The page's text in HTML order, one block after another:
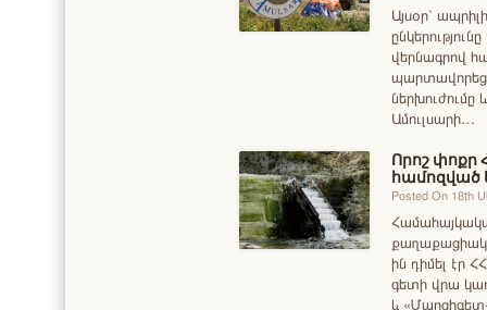
Այսօր՝
վերնագրով
Ամուլսարի…
Որոշ փոքր
համոզված
Posted On 18th
ին դիմել էր
գետի վրա
և